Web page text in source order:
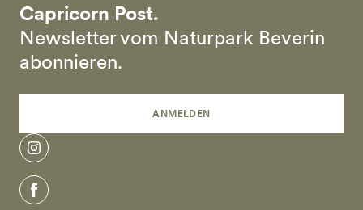
Capricorn Post.
Newsletter vom Naturpark Beverin
abonnieren.
ANMELDEN
instagram
facebook